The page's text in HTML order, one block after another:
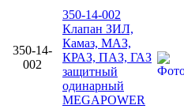
350-14-
002
350-14-002
Клапан ЗИЛ,
Камаз, МАЗ,
КРАЗ, ПАЗ, ГАЗ
защитный
одинарный
MEGAPOWER